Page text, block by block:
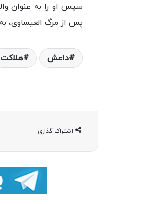
سپس او را به عنوان
پس از مرگ العیساوی،
داعش هلاكت
اشتراک گذاری